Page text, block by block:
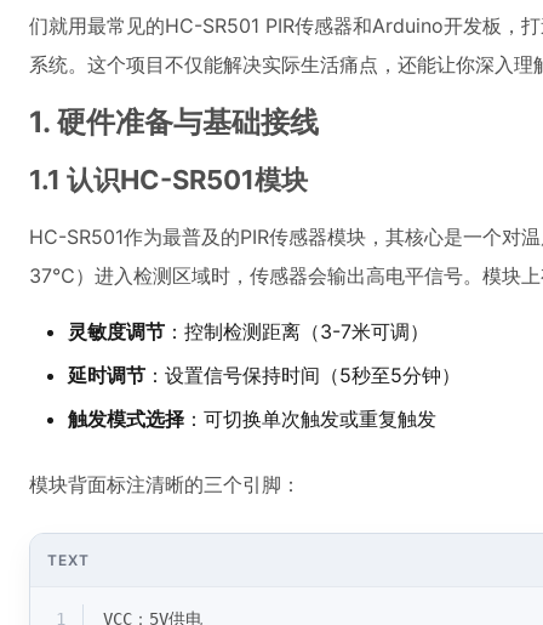
们就用最常见的HC-SR501 PIR传感器和Arduino开发板，
系统。这个项目不仅能解决实际生活痛点，还能让你深入
1. 硬件准备与基础接线
1.1 认识HC-SR501模块
HC-SR501作为最普及的PIR传感器模块，其核心是一个对
37℃）进入检测区域时，传感器会输出高电平信号。模块
灵敏度调节 ：控制检测距离（3-7米可调）
延时调节 ：设置信号保持时间（5秒至5分钟）
触发模式选择 ：可切换单次触发或重复触发
模块背面标注清晰的三个引脚：
TEXT
1
VCC：5V供电